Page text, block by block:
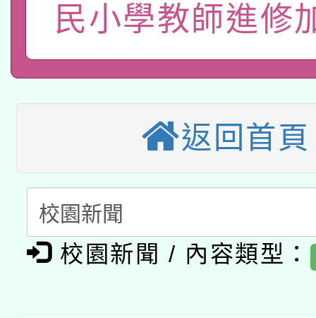
業技術研究院辦理「
用水績優單位及節水達
動」
115年8月22日(星期六
桃園市孔廟祈福系列
本校115學年度第2次
招甄選結果公告(無人
招)
適應運動共學行動站研
本館辦理115年度閱讀
暨閱讀推動專業研習
科技賦能─人工智慧
礎課程
A3數位素養講師名單
「數位內容與教學軟
民小學教師進修
返回首頁
校園新聞 / 內容類型：